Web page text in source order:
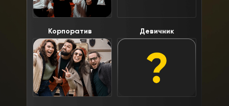
Корпоратив Девичник